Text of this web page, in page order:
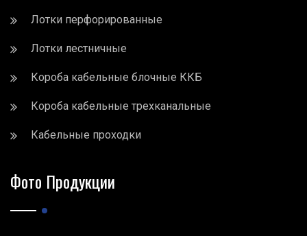
Лотки перфорированные
Лотки лестничные
Короба кабельные блочные ККБ
Короба кабельные трехканальные
Кабельные проходки
Фото Продукции